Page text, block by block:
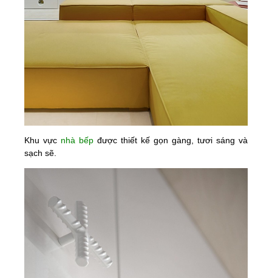
Khu vực nhà bếp được thiết kế gọn gàng, tươi sáng và
sạch sẽ.